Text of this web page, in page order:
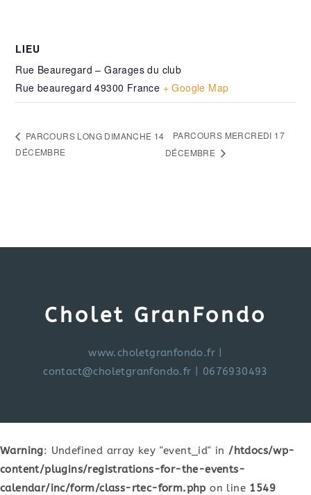
LIEU
Rue Beauregard – Garages du club
Rue beauregard 49300 France + Google Map
PARCOURS LONG DIMANCHE 14
DÉCEMBRE
PARCOURS MERCREDI 17
DÉCEMBRE
Cholet GranFondo
www.choletgranfondo.fr
contact@choletgranfondo.fr | 0676930493
Warning: Undefined array key "event_id" in /htdocs/wp-
content/plugins/registrations-for-the-events-
calendar/inc/form/class-rtec-form.php on line 1549